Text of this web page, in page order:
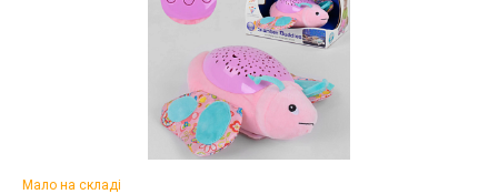
Мало на складі